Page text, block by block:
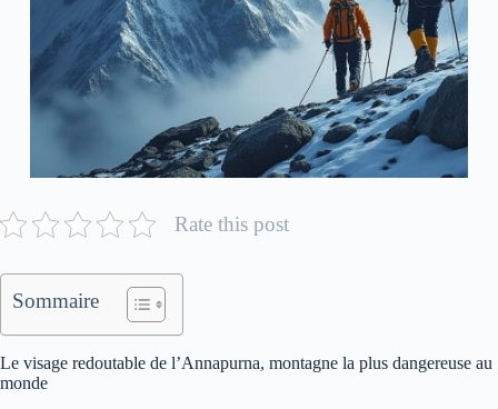
Rate this post
Sommaire
Le visage redoutable de l’Annapurna, montagne la plus dangereuse au
monde